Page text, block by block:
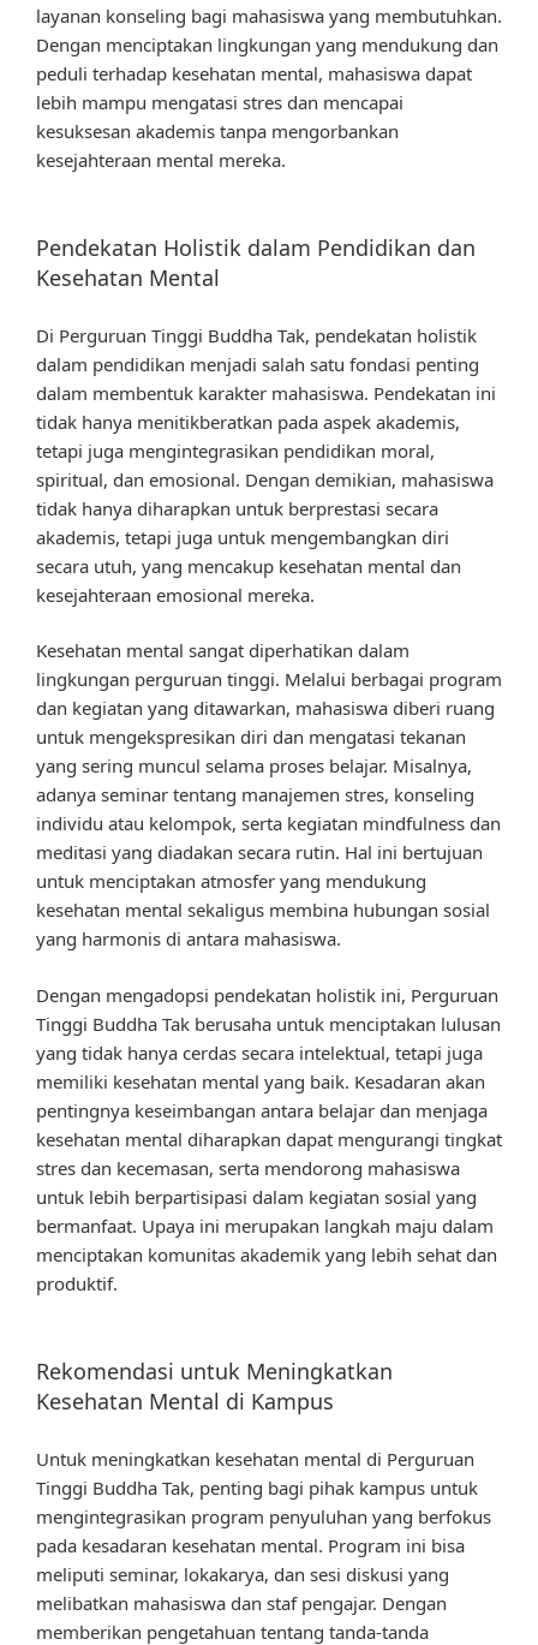
layanan konseling bagi mahasiswa yang membutuhkan.
Dengan menciptakan lingkungan yang mendukung dan
peduli terhadap kesehatan mental, mahasiswa dapat
lebih mampu mengatasi stres dan mencapai
kesuksesan akademis tanpa mengorbankan
kesejahteraan mental mereka.
Pendekatan Holistik dalam Pendidikan dan
Kesehatan Mental
Di Perguruan Tinggi Buddha Tak, pendekatan holistik
dalam pendidikan menjadi salah satu fondasi penting
dalam membentuk karakter mahasiswa. Pendekatan ini
tidak hanya menitikberatkan pada aspek akademis,
tetapi juga mengintegrasikan pendidikan moral,
spiritual, dan emosional. Dengan demikian, mahasiswa
tidak hanya diharapkan untuk berprestasi secara
akademis, tetapi juga untuk mengembangkan diri
secara utuh, yang mencakup kesehatan mental dan
kesejahteraan emosional mereka.
Kesehatan mental sangat diperhatikan dalam
lingkungan perguruan tinggi. Melalui berbagai program
dan kegiatan yang ditawarkan, mahasiswa diberi ruang
untuk mengekspresikan diri dan mengatasi tekanan
yang sering muncul selama proses belajar. Misalnya,
adanya seminar tentang manajemen stres, konseling
individu atau kelompok, serta kegiatan mindfulness dan
meditasi yang diadakan secara rutin. Hal ini bertujuan
untuk menciptakan atmosfer yang mendukung
kesehatan mental sekaligus membina hubungan sosial
yang harmonis di antara mahasiswa.
Dengan mengadopsi pendekatan holistik ini, Perguruan
Tinggi Buddha Tak berusaha untuk menciptakan lulusan
yang tidak hanya cerdas secara intelektual, tetapi juga
memiliki kesehatan mental yang baik. Kesadaran akan
pentingnya keseimbangan antara belajar dan menjaga
kesehatan mental diharapkan dapat mengurangi tingkat
stres dan kecemasan, serta mendorong mahasiswa
untuk lebih berpartisipasi dalam kegiatan sosial yang
bermanfaat. Upaya ini merupakan langkah maju dalam
menciptakan komunitas akademik yang lebih sehat dan
produktif.
Rekomendasi untuk Meningkatkan
Kesehatan Mental di Kampus
Untuk meningkatkan kesehatan mental di Perguruan
Tinggi Buddha Tak, penting bagi pihak kampus untuk
mengintegrasikan program penyuluhan yang berfokus
pada kesadaran kesehatan mental. Program ini bisa
meliputi seminar, lokakarya, dan sesi diskusi yang
melibatkan mahasiswa dan staf pengajar. Dengan
memberikan pengetahuan tentang tanda-tanda